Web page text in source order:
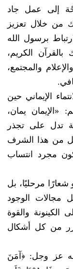
إلى عمل جاد
من خلال تعزيز
برسول الله
الكريم،
والمجتمع،
الإيماني حين
«الإيمان يمان،
تدل على تجذر
من هذا الشرف
مجرد انتساب
شعارًا مرحليًا، بل
الوجود
الكينونة والقوة
من كل أشكال
عز وجل: ﴿آمَنَ